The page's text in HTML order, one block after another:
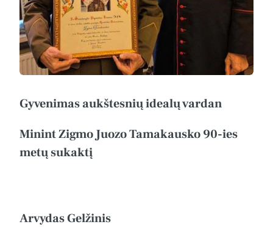
Gyvenimas aukštesnių idealų vardan
Minint Zigmo Juozo Tamakausko 90-ies
metų sukaktį
Arvydas Gelžinis